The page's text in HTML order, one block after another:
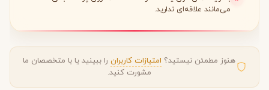
می‌مانند علاقه‌ای ندارید.
هنوز مطمئن نیستید؟ امتیازات کاربران را ببینید یا با متخصصان ما
مشورت کنید.